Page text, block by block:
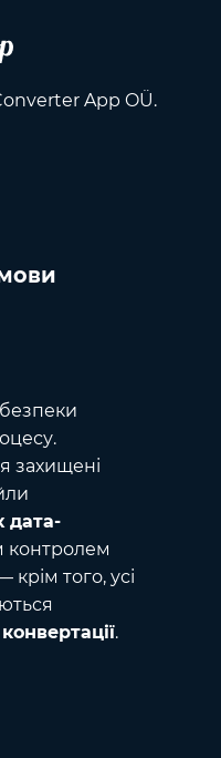
App OÜ.
захищені
дата-
контролем
крім того, усі
.